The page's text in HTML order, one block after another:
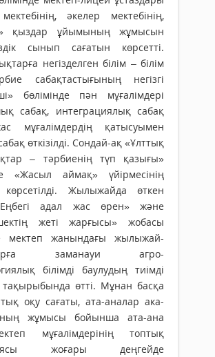
әкелер мектебінің,
қыздар ұйымының жұмысын
сынып сағатын көрсетті.
негізделген білім – білім
сабақтастығының негізгі
бөлімін­де пән мұғалімдері
сабақ, интег­рациялық сабақ
мұғалімдердің қатысуымен
өткізілді. Сондай-ақ «Ұлттық
– тәрбиенің түп қазығы»
«Жасыл аймақ» үйірмесінің
Жылыжайда өткен
адал жас өрен» және
жеті жарғысы» жобасы
мектеп жанындағы жылыжай-
заманауи агро­
білімді баулудың тиім­ді
өтті. Мұнан бас­қа
оқу сағаты, ата-аналар ака­
жұмысы бойынша ата-ана
мұғалімдерінің топтық
жоғары деңгейде